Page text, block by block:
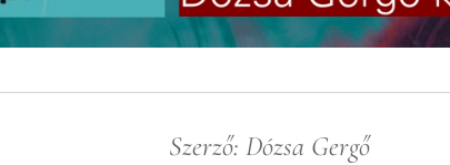
Szerző: Dózsa Gergő